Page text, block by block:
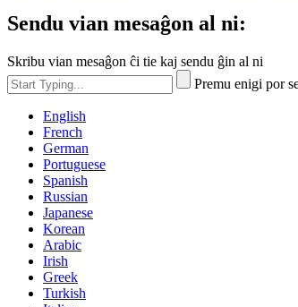
Sendu vian mesaĝon al ni:
Skribu vian mesaĝon ĉi tie kaj sendu ĝin al ni
Premu enigi por
English
French
German
Portuguese
Spanish
Russian
Japanese
Korean
Arabic
Irish
Greek
Turkish